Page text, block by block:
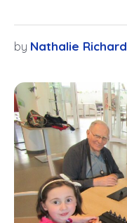
by Nathalie Richard